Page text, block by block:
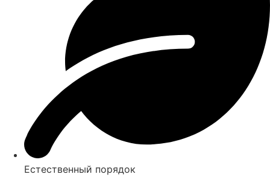
Естественный порядок